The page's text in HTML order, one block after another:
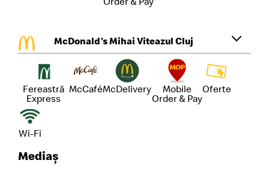
McDonald's Mihai Viteazul Cluj
Fereastră
Express
McCaféMcDelivery
Mobile
Order & Pay
Oferte
Wi-Fi
Mediaș